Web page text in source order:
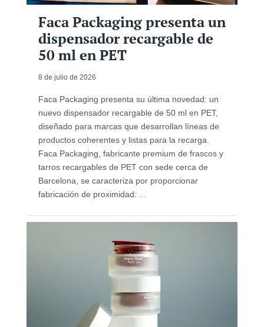
Faca Packaging presenta un
dispensador recargable de
50 ml en PET
8 de julio de 2026
Faca Packaging presenta su última novedad: un
nuevo dispensador recargable de 50 ml en PET,
diseñado para marcas que desarrollan líneas de
productos coherentes y listas para la recarga.
Faca Packaging, fabricante premium de frascos y
tarros recargables de PET con sede cerca de
Barcelona, ​​se caracteriza por proporcionar
fabricación de proximidad: ...